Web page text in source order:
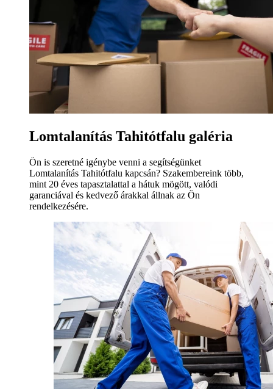
Lomtalanítás Tahitótfalu galéria
Ön is szeretné igénybe venni a segítségünket
Lomtalanítás Tahitótfalu kapcsán? Szakembereink több,
mint 20 éves tapasztalattal a hátuk mögött, valódi
garanciával és kedvező árakkal állnak az Ön
rendelkezésére.